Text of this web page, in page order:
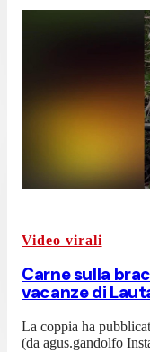
Video virali
Carne sulla
vacanze di
La coppia ha
(da agus.gandolfo